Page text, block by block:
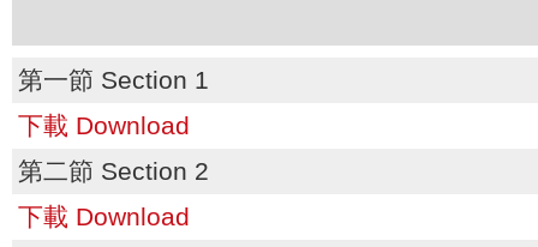
第一節 Section 1
下載 Download
第二節 Section 2
下載 Download